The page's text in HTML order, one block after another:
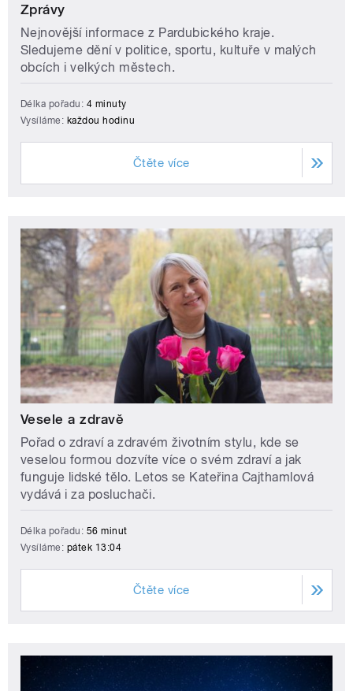
Zprávy
Nejnovější informace z Pardubického kraje.
Sledujeme dění v politice, sportu, kultuře v malých
obcích i velkých městech.
Délka pořadu: 4 minuty
Vysíláme: každou hodinu
Čtěte více
Vesele a zdravě
Pořad o zdraví a zdravém životním stylu, kde se
veselou formou dozvíte více o svém zdraví a jak
funguje lidské tělo. Letos se Kateřina Cajthamlová
vydává i za posluchači.
Délka pořadu: 56 minut
Vysíláme: pátek 13:04
Čtěte více